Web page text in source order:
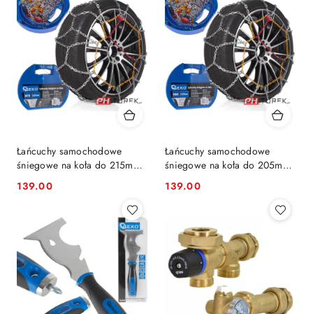
Łańcuchy samochodowe
śniegowe na koła do 215mm
KN70 3.5/12mm
Cena:
139.00
Łańcuchy samochodowe
śniegowe na koła do 205mm
KN60 3.5/12mm
Cena:
139.00